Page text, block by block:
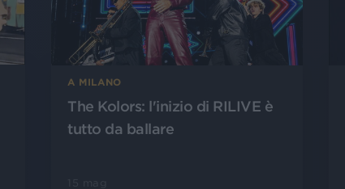
A MILANO
The Kolors: l'inizio di RILIVE è
tutto da ballare